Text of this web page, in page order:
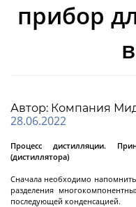
Чиллеры
Термостаты
Нагревающие
Криогенные
Промышленные
Промышленные
охлаждение
Промышленные
Система
химических
Лабораторные
Лабораторные
Лабораторные
прибор
Автор: Компания
28.06.2022
Процесс дистилляции.
(дистиллятора)
Сначала необходимо
разделения
последующей конденсацией.